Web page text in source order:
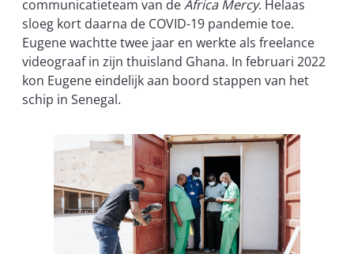
communicatieteam van deAfrica Mercy. Helaas
sloeg kort daarna de COVID-19 pandemie toe.
Eugene wachtte twee jaar en werkte als freelance
videograaf in zijn thuisland Ghana. In februari 2022
kon Eugene eindelijk aan boord stappen van het
schip in Senegal.